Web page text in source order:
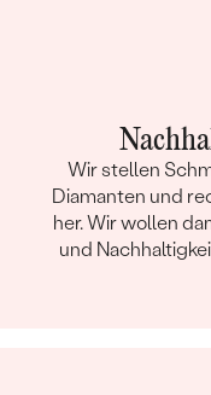
Wir stellen
Diamanten und
her. Wir wollen
und